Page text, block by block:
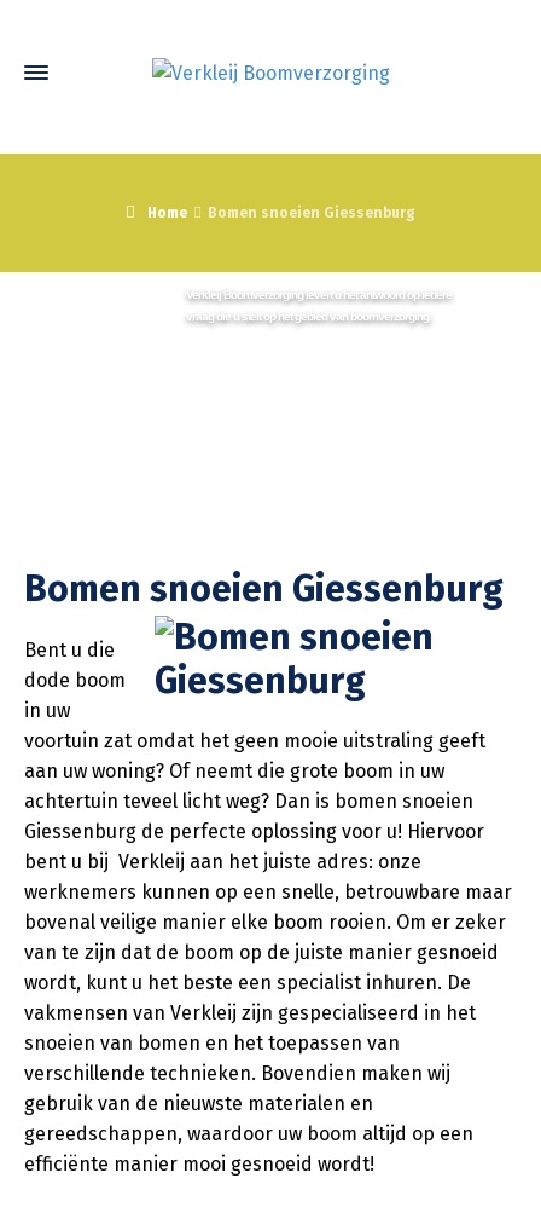
Home Bomen snoeien Giessenburg
Wij staan graag voor u klaar!
Neem vrijblijvend contact met ons op
Bomen snoeien Giessenburg
Bent u die
dode boom
in uw
voortuin zat omdat het geen mooie uitstraling geeft
aan uw woning? Of neemt die grote boom in uw
achtertuin teveel licht weg? Dan is bomen snoeien
Giessenburg de perfecte oplossing voor u! Hiervoor
bent u bij Verkleij aan het juiste adres: onze
werknemers kunnen op een snelle, betrouwbare maar
bovenal veilige manier elke boom rooien. Om er zeker
van te zijn dat de boom op de juiste manier gesnoeid
wordt, kunt u het beste een specialist inhuren. De
vakmensen van Verkleij zijn gespecialiseerd in het
snoeien van bomen en het toepassen van
verschillende technieken. Bovendien maken wij
gebruik van de nieuwste materialen en
gereedschappen, waardoor uw boom altijd op een
efficiënte manier mooi gesnoeid wordt!